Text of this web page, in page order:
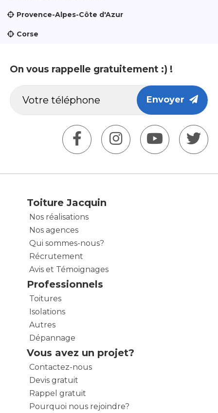
Provence-Alpes-Côte d'Azur
Corse
On vous rappelle gratuitement :) !
Envoyer
Toiture Jacquin
Nos réalisations
Nos agences
Qui sommes-nous?
Récrutement
Avis et Témoignages
Professionnels
Toitures
Isolations
Autres
Dépannage
Vous avez un projet?
Contactez-nous
Devis gratuit
Rappel gratuit
Pourquoi nous rejoindre?